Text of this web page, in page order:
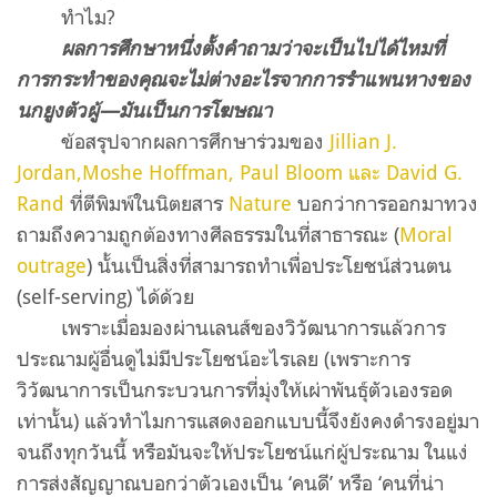
ทำไม?
ผลการศึกษาหนึ่งตั้งคำถามว่าจะเป็นไปได้ไหมที่
การกระทำของคุณจะไม่ต่างอะไรจากการรำแพนหางของ
นกยูงตัวผู้—มันเป็นการโฆษณา
ข้อสรุปจากผลการศึกษาร่วมของ Jillian J.
Jordan,Moshe Hoffman, Paul Bloom และ David G.
Rand ที่ตีพิมพ์ในนิตยสาร Nature บอกว่าการออกมาทวง
ถามถึงความถูกต้องทางศีลธรรมในที่สาธารณะ (Moral
outrage) นั้นเป็นสิ่งที่สามารถทำเพื่อประโยชน์ส่วนตน
(self-serving)ได้ด้วย
เพราะเมื่อมองผ่านเลนส์ของวิวัฒนาการแล้วการ
ประณามผู้อื่นดูไม่มีประโยชน์อะไรเลย (เพราะการ
วิวัฒนาการเป็นกระบวนการที่มุ่งให้เผ่าพันธุ์ตัวเองรอด
เท่านั้น) แล้วทำไมการแสดงออกแบบนี้จึงยังคงดำรงอยู่มา
จนถึงทุกวันนี้ หรือมันจะให้ประโยชน์แก่ผู้ประณาม ในแง่
การส่งสัญญาณบอกว่าตัวเองเป็น ‘คนดี’ หรือ ‘คนที่น่า